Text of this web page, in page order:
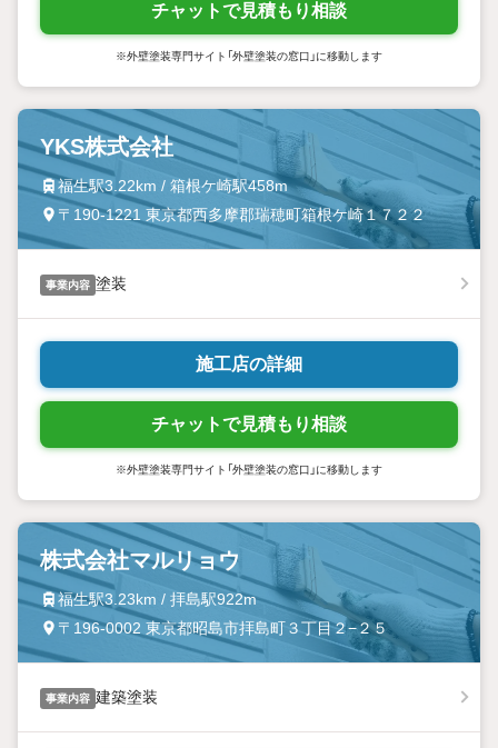
チャットで見積もり相談
※外壁塗装専門サイト「外壁塗装の窓口」に移動します
YKS株式会社
福生駅3.22km / 箱根ケ崎駅458m
〒190-1221 東京都西多摩郡瑞穂町箱根ケ崎１７２２
事業内容 塗装
施工店の詳細
チャットで見積もり相談
※外壁塗装専門サイト「外壁塗装の窓口」に移動します
株式会社マルリョウ
福生駅3.23km / 拝島駅922m
〒196-0002 東京都昭島市拝島町３丁目２−２５
事業内容 建築塗装